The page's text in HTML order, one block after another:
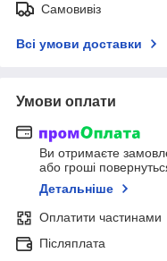
Самовивіз
Всі умови доставки
Умови оплати
Ви отримаєте
або гроші
Детальніше
Оплатити частинами
Післяплата